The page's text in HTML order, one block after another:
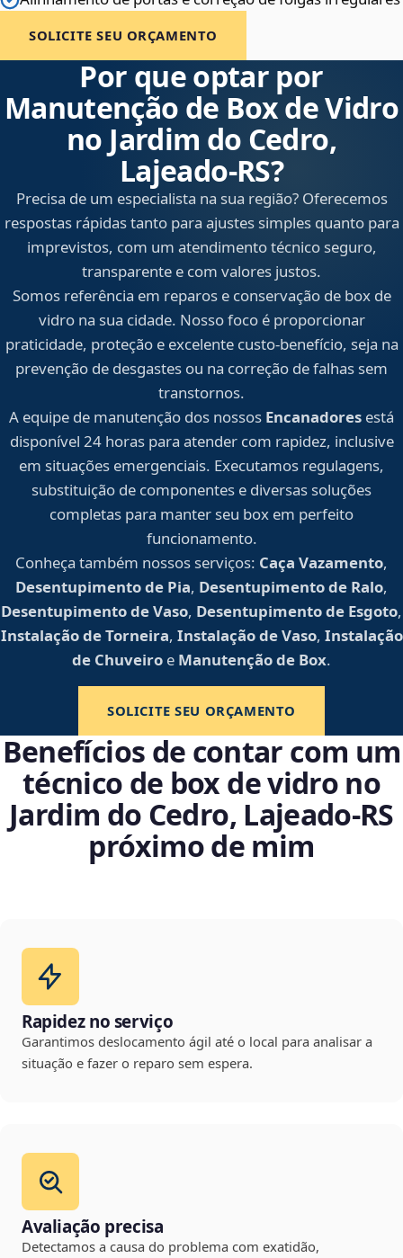
SOLICITE SEU ORÇAMENTO
Por que optar por
Manutenção de Box de Vidro
no Jardim do Cedro,
Lajeado‑RS?
Precisa de um especialista na sua região? Oferecemos
respostas rápidas tanto para ajustes simples quanto para
imprevistos, com um atendimento técnico seguro,
transparente e com valores justos.
Somos referência em reparos e conservação de box de
vidro na sua cidade. Nosso foco é proporcionar
praticidade, proteção e excelente custo-benefício, seja na
prevenção de desgastes ou na correção de falhas sem
transtornos.
A equipe de manutenção dos nossos Encanadores está
disponível 24 horas para atender com rapidez, inclusive
em situações emergenciais. Executamos regulagens,
substituição de componentes e diversas soluções
completas para manter seu box em perfeito
funcionamento.
Conheça também nossos serviços: Caça Vazamento,
Desentupimento de Pia, Desentupimento de Ralo,
Desentupimento de Vaso, Desentupimento de Esgoto,
Instalação de Torneira, Instalação de Vaso, Instalação
de Chuveiro e Manutenção de Box.
SOLICITE SEU ORÇAMENTO
Benefícios de contar com um
técnico de box de vidro no
Jardim do Cedro, Lajeado‑RS
próximo de mim
Rapidez no serviço
Garantimos deslocamento ágil até o local para analisar a
situação e fazer o reparo sem espera.
Avaliação precisa
Detectamos a causa do problema com exatidão,